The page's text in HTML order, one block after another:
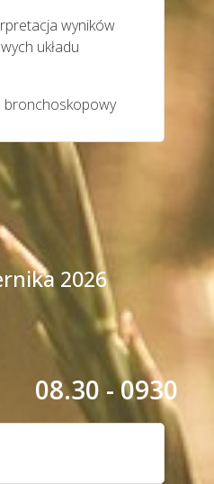
wyników
układu
bronchoskopowy
2026
08.30 - 0930